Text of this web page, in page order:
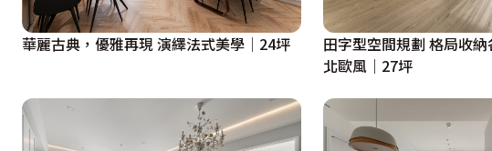
華麗古典，優雅再現 演繹法式美學│24坪
田字型空間規劃 格局收
北歐風｜27坪